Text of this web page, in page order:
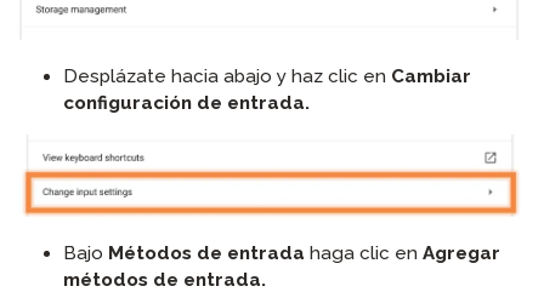
Desplázate hacia abajo y haz clic en Cambiar
configuración de entrada.
Bajo Métodos de entrada haga clic en Agregar
métodos de entrada.